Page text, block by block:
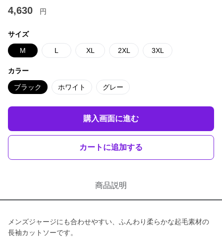
4,630 円
サイズ
M L XL 2XL 3XL
カラー
ブラック ホワイト グレー
購入画面に進む
カートに追加する
商品説明
メンズジャージにも合わせやすい、ふんわり柔らかな起毛素材の
長袖カットソーです。